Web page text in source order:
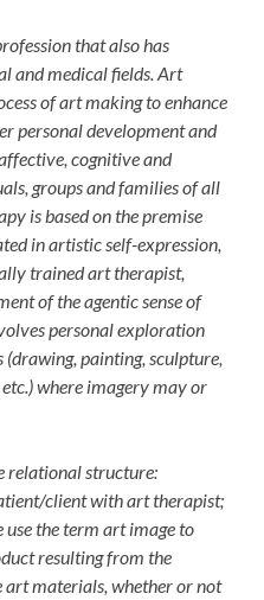
that also has
and medical fields. Art
of art making to enhance
personal development and
cognitive and
groups and families of all
is based on the premise
in artistic self-expression,
trained art therapist,
of the agentic sense of
personal exploration
painting, sculpture,
where imagery may or
relational structure:
client with art therapist;
the term art image to
resulting from the
materials, whether or not